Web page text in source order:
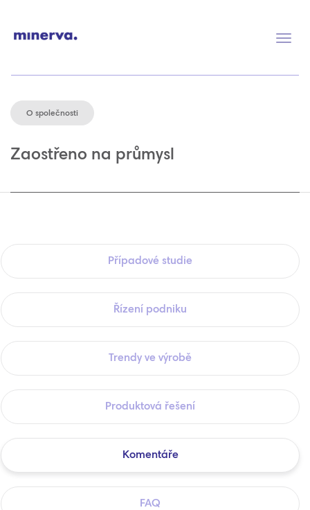
O společnosti
Zaostřeno na průmysl
Případové studie
Řízení podniku
Trendy ve výrobě
Produktová řešení
Komentáře
FAQ